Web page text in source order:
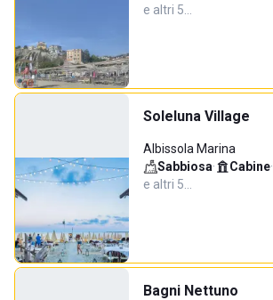
e altri 5…
Soleluna Village
Albissola Marina
Sabbiosa· Cabine·
e altri 5…
Bagni Nettuno